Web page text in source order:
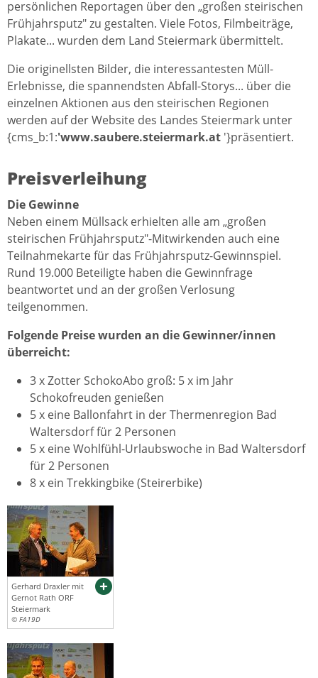
persönlichen Reportagen über den „großen steirischen
Frühjahrsputz" zu gestalten. Viele Fotos, Filmbeiträge,
Plakate... wurden dem Land Steiermark übermittelt.
Die originellsten Bilder, die interessantesten Müll-
Erlebnisse, die spannendsten Abfall-Storys... über die
einzelnen Aktionen aus den steirischen Regionen
werden auf der Website des Landes Steiermark unter
{cms_b:1:'www.saubere.steiermark.at '}präsentiert.
Preisverleihung
Die Gewinne
Neben einem Müllsack erhielten alle am „großen
steirischen Frühjahrsputz"-Mitwirkenden auch eine
Teilnahmekarte für das Frühjahrsputz-Gewinnspiel.
Rund 19.000 Beteiligte haben die Gewinnfrage
beantwortet und an der großen Verlosung
teilgenommen.
Folgende Preise wurden an die Gewinner/innen
überreicht:
3 x Zotter SchokoAbo groß: 5 x im Jahr
Schokofreuden genießen
5 x eine Ballonfahrt in der Thermenregion Bad
Waltersdorf für 2 Personen
5 x eine Wohlfühl-Urlaubswoche in Bad Waltersdorf
für 2 Personen
8 x ein Trekkingbike (Steirerbike)
Gerhard Draxler mit
Gernot Rath ORF
Steiermark
© FA19D